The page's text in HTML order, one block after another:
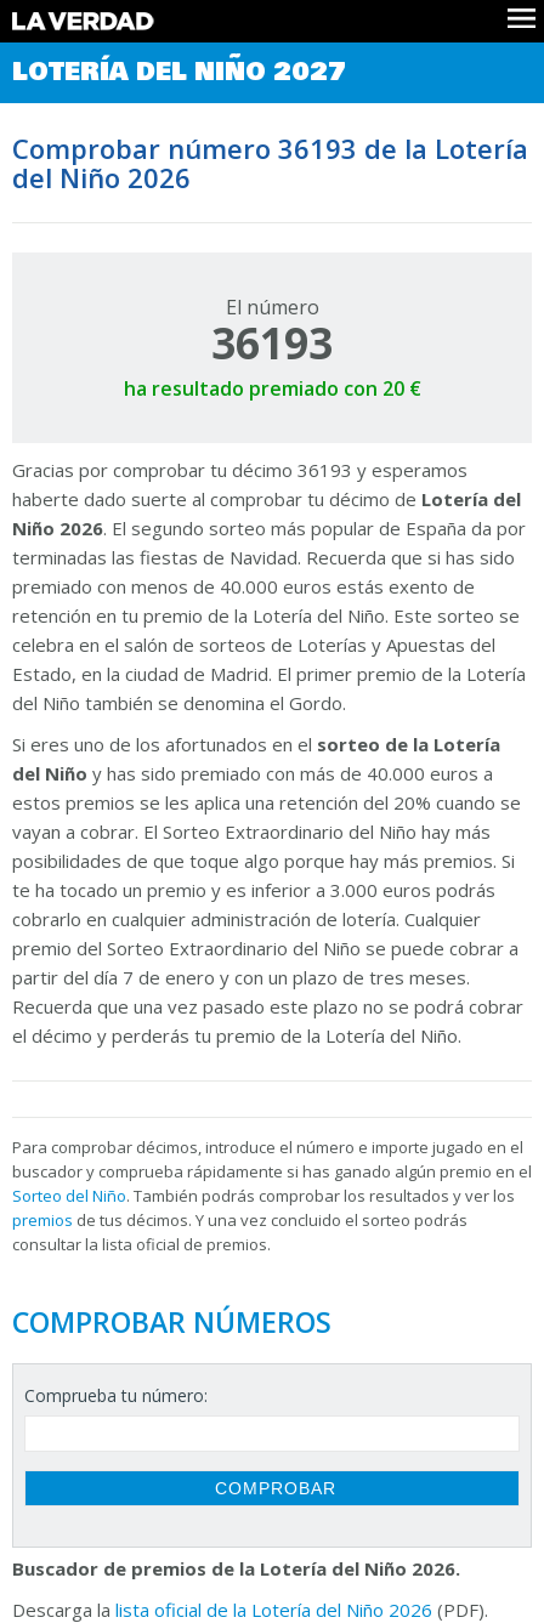
Comprobar Loteria del Niño
Premios
Noticias
Datos
Historia
LOTERÍA DEL NIÑO 2027
Comprobar número 36193 de la Lotería
del Niño 2026
El número
36193
ha resultado premiado con 20 €
Gracias por comprobar tu décimo 36193 y esperamos
haberte dado suerte al comprobar tu décimo de Lotería del
Niño 2026. El segundo sorteo más popular de España da por
terminadas las fiestas de Navidad. Recuerda que si has sido
premiado con menos de 40.000 euros estás exento de
retención en tu premio de la Lotería del Niño. Este sorteo se
celebra en el salón de sorteos de Loterías y Apuestas del
Estado, en la ciudad de Madrid. El primer premio de la Lotería
del Niño también se denomina el Gordo.
Si eres uno de los afortunados en el sorteo de la Lotería
del Niño y has sido premiado con más de 40.000 euros a
estos premios se les aplica una retención del 20% cuando se
vayan a cobrar. El Sorteo Extraordinario del Niño hay más
posibilidades de que toque algo porque hay más premios. Si
te ha tocado un premio y es inferior a 3.000 euros podrás
cobrarlo en cualquier administración de lotería. Cualquier
premio del Sorteo Extraordinario del Niño se puede cobrar a
partir del día 7 de enero y con un plazo de tres meses.
Recuerda que una vez pasado este plazo no se podrá cobrar
el décimo y perderás tu premio de la Lotería del Niño.
Para comprobar décimos, introduce el número e importe jugado en el
buscador y comprueba rápidamente si has ganado algún premio en el
Sorteo del Niño. También podrás comprobar los resultados y ver los
premios de tus décimos. Y una vez concluido el sorteo podrás
consultar la lista oficial de premios.
COMPROBAR NÚMEROS
Comprueba tu número:
Buscador de premios de la Lotería del Niño 2026.
Descarga la lista oficial de la Lotería del Niño 2026 (PDF).